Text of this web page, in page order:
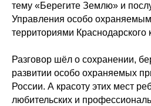
тему «Берегите Землю» и
Управления особо
территориями Краснодарского
Разговор шёл о сохранении,
развитии особо охраняемых
России. А красоту этих мест
любительских и